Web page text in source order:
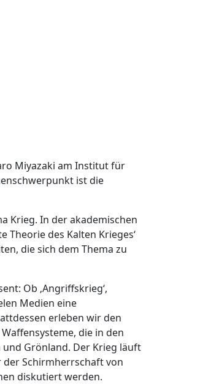
Miyazaki am Institut für
ist die
Krieg. In der akademischen
Theorie des Kalten Krieges‘
die sich dem Thema zu
Ob ‚Angriffskrieg‘,
Medien eine
erleben wir den
die in den
Grönland. Der Krieg läuft
der Schirmherrschaft von
diskutiert werden.